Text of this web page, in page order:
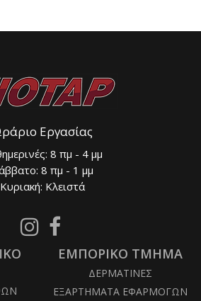
Εργασίας
8 πμ - 4 μμ
8 πμ - 1 μμ
Κυριακή: Κλειστά
Follow
on
Facebook
ΕΜΠΟΡΙΚΟ ΤΜΗΜΑ
ΔΕΡΜΑΤΙΝΕΣ
ΕΞΑΡΤΗΜΑΤΑ ΕΦΑΡΜΟΓΩΝ